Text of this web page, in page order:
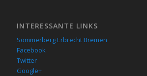
INTERESSANTE LINKS
Sommerberg Erbrecht Bremen
Facebook
Twitter
Google+